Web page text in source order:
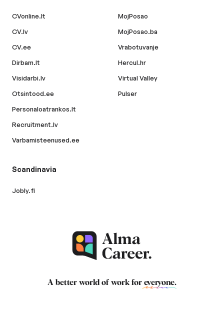
CVonline.lt
CV.lv
CV.ee
Dirbam.lt
Visidarbi.lv
Otsintood.ee
Personaloatrankos.lt
Recruitment.lv
Varbamisteenused.ee
MojPosao
MojPosao.ba
Vrabotuvanje
Hercul.hr
Virtual Valley
Pulser
Scandinavia
Jobly.fi
A better world of work for everyone.